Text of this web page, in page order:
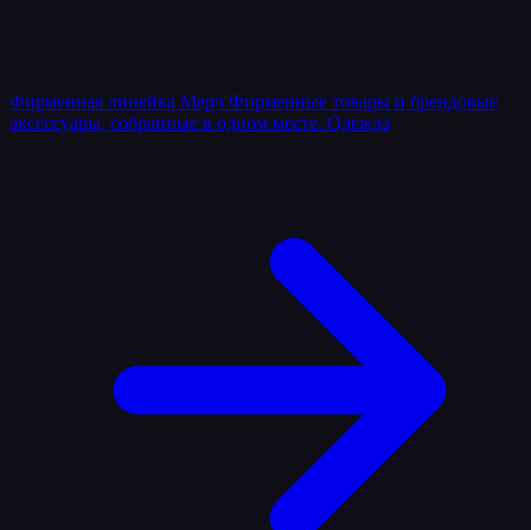
Фирменная линейка Мерч Фирменные товары и брендовые
аксессуары, собранные в одном месте. Одежда